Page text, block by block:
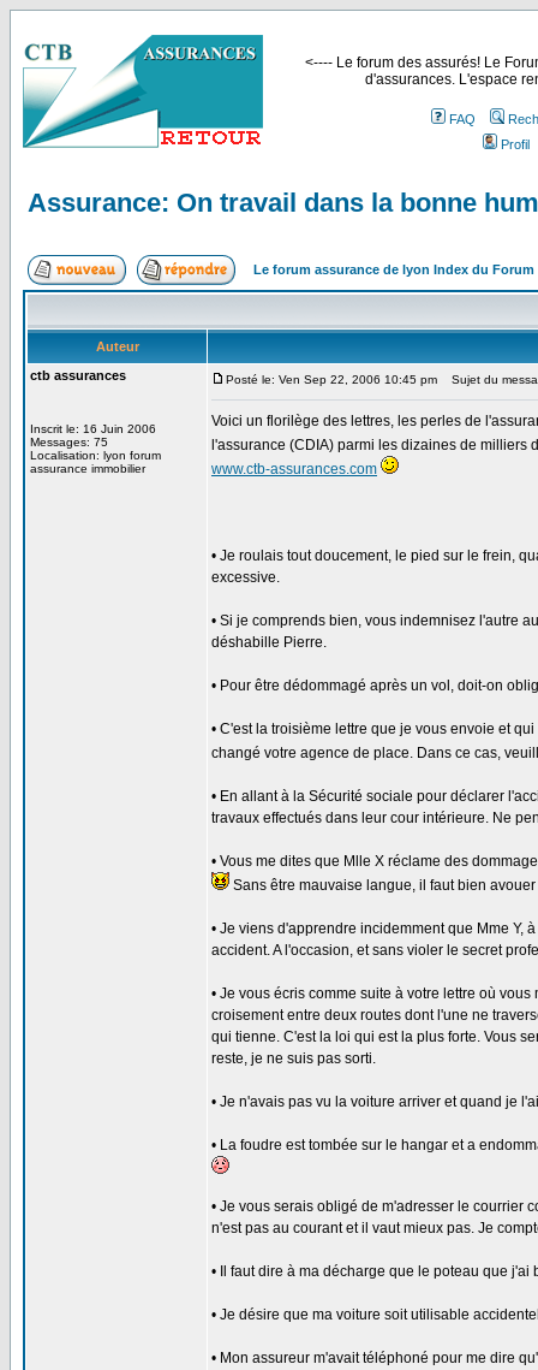
<---- Le forum des assurés! Le
d'assurances. L'espace
FAQ
Profil
Assurance: On travail dans la bonne
Le forum assurance de lyon Index du Forum
Auteur
ctb assurances
Inscrit le: 16 Juin 2006
Messages: 75
Localisation: lyon forum
assurance immobilier
Posté le: Ven Sep 22, 2006 10:45 pm Sujet du
Voici un florilège des lettres, les perles de
l'assurance (CDIA) parmi les dizaines de
www.ctb-assurances.com
• Je roulais tout doucement, le pied sur le frein,
excessive.
• Si je comprends bien, vous indemnisez l'autre
déshabille Pierre.
• Pour être dédommagé après un vol, doit-on
• C'est la troisième lettre que je vous envoie et
changé votre agence de place. Dans ce cas,
• En allant à la Sécurité sociale pour déclarer
travaux effectués dans leur cour intérieure. Ne
• Vous me dites que Mlle X réclame des
Sans être mauvaise langue, il faut bien
• Je viens d'apprendre incidemment que Mme Y,
accident. A l'occasion, et sans violer le secret
• Je vous écris comme suite à votre lettre où
croisement entre deux routes dont l'une ne
qui tienne. C'est la loi qui est la plus forte. Vous
reste, je ne suis pas sorti.
• Je n'avais pas vu la voiture arriver et quand je
• La foudre est tombée sur le hangar et a
• Je vous serais obligé de m'adresser le courrier
n'est pas au courant et il vaut mieux pas. Je
• Il faut dire à ma décharge que le poteau que
• Je désire que ma voiture soit utilisable
• Mon assureur m'avait téléphoné pour me dire